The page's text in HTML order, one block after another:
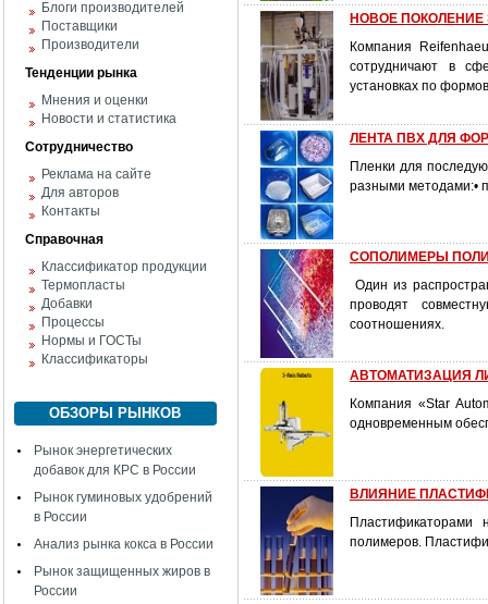
Блоги производителей
Поставщики
Производители
Тенденции рынка
Мнения и оценки
Новости и статистика
Сотрудничество
Реклама на сайте
Для авторов
Контакты
Справочная
Классификатор продукции
Термопласты
Добавки
Процессы
Нормы и ГОСТы
Классификаторы
ОБЗОРЫ РЫНКОВ
Рынок энергетических
добавок для КРС в России
Рынок гуминовых удобрений
в России
Анализ рынка кокса в России
Рынок защищенных жиров в
России
НОВОЕ ПОКОЛЕНИЕ
Компания
сотрудничают в
установках по
ЛЕНТА ПВХ ДЛЯ
Пленки для
разными методами:•
СОПОЛИМЕРЫ
Один из
проводят
соотношениях.
АВТОМАТИЗАЦИЯ
Компания «Star
одновременным
ВЛИЯНИЕ
Пластификаторами
полимеров.